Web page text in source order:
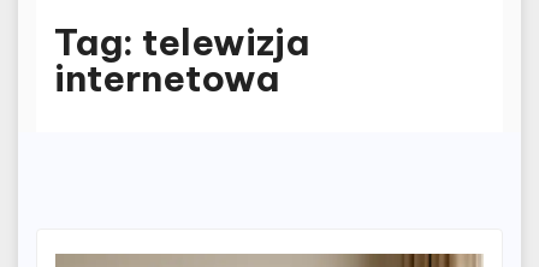
Tag: telewizja
internetowa